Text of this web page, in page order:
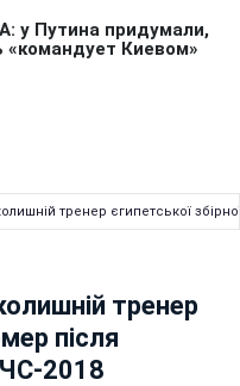
тренер єгипетської
тренер
після
2018